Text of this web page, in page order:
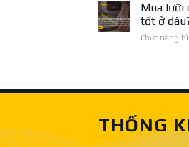
Mua lưỡi
tốt ở
Chức năng
THỐNG